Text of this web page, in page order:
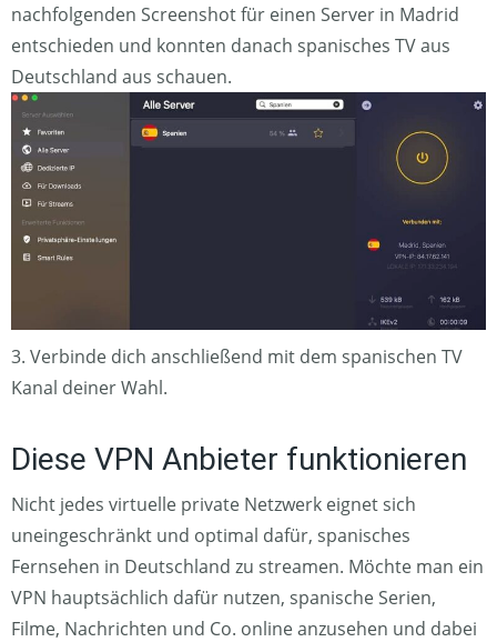
nachfolgenden Screenshot für einen Server in Madrid
entschieden und konnten danach spanisches TV aus
Deutschland aus schauen.
3. Verbinde dich anschließend mit dem spanischen TV
Kanal deiner Wahl.
Diese VPN Anbieter funktionieren
Nicht jedes virtuelle private Netzwerk eignet sich
uneingeschränkt und optimal dafür, spanisches
Fernsehen in Deutschland zu streamen. Möchte man ein
VPN hauptsächlich dafür nutzen, spanische Serien,
Filme, Nachrichten und Co. online anzusehen und dabei